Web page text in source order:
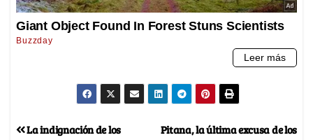
Pitana, la última excusa de los
La indignación de los